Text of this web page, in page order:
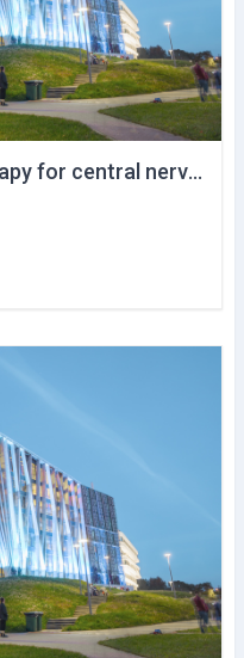
MediD043 : Radiation therapy for central nervous system tumors and Pediatric onkohematological diseases